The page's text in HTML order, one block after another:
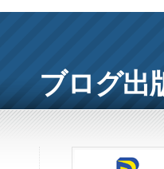
ブログ出